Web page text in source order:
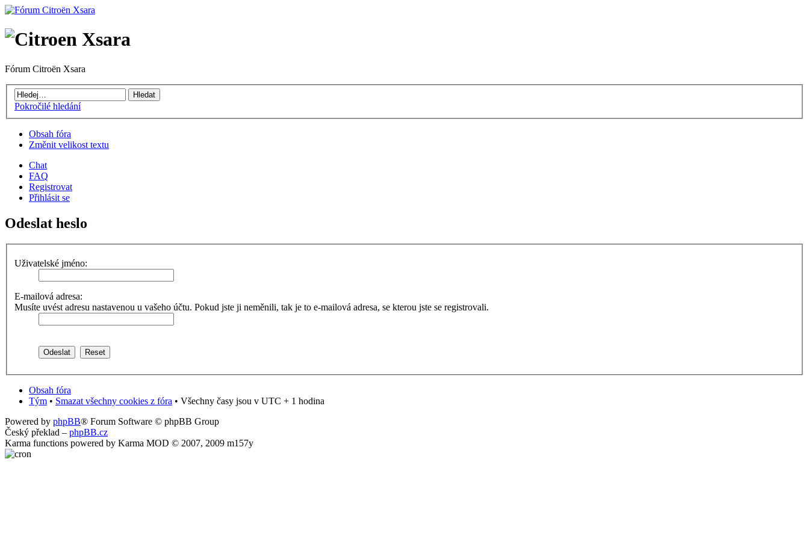
Fórum Citroën Xsara
Pokročilé hledání
Obsah fóra
Změnit velikost textu
Chat
FAQ
Registrovat
Přihlásit se
Odeslat heslo
Uživatelské jméno:
E-mailová adresa:
Musíte uvést adresu nastavenou u vašeho účtu. Pokud jste ji neměnili, tak je to e-mailová adresa, se kterou jste se registrovali.
Obsah fóra
Tým • Smazat všechny cookies z fóra • Všechny časy jsou v UTC + 1 hodina
Powered by phpBB® Forum Software © phpBB Group
Český překlad – phpBB.cz
Karma functions powered by Karma MOD © 2007, 2009 m157y